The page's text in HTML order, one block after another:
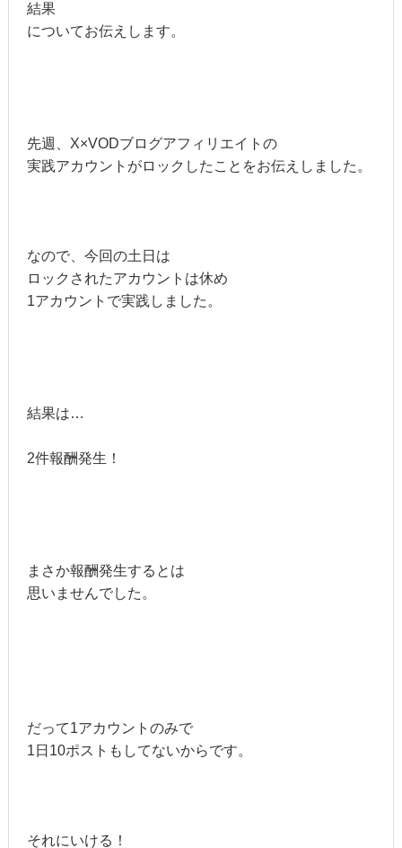
結果
についてお伝えします。
先週、X×VODブログアフィリエイトの
実践アカウントがロックしたことをお伝えしました。
なので、今回の土日は
ロックされたアカウントは休め
1アカウントで実践しました。
結果は…
2件報酬発生！
まさか報酬発生するとは
思いませんでした。
だって1アカウントのみで
1日10ポストもしてないからです。
それにいける！